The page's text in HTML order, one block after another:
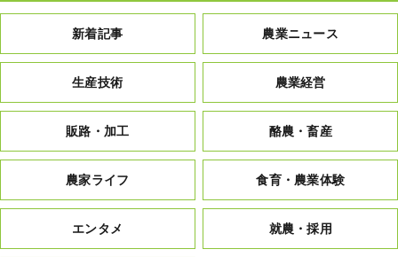
新着記事 農業ニュース
生産技術 農業経営
販路・加工 酪農・畜産
農家ライフ 食育・農業体験
エンタメ 就農・採用